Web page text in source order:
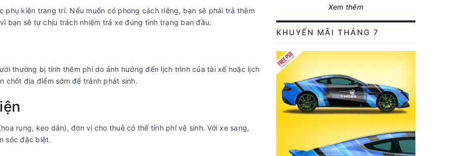
phụ kiện trang trí. Nếu muốn có phong cách riêng, bạn sẽ phải trả thêm
vì bạn sẽ tự chịu trách nhiệm trả xe đúng tình trạng ban đầu.
thường bị tính thêm phí do ảnh hưởng đến lịch trình của tài xế hoặc lịch
chốt địa điểm sớm để tránh phát sinh.
rụng, keo dán), đơn vị cho thuê có thể tính phí vệ sinh. Với xe sang,
sóc đặc biệt.
Xem thêm
KHUYẾN MÃI THÁNG 7